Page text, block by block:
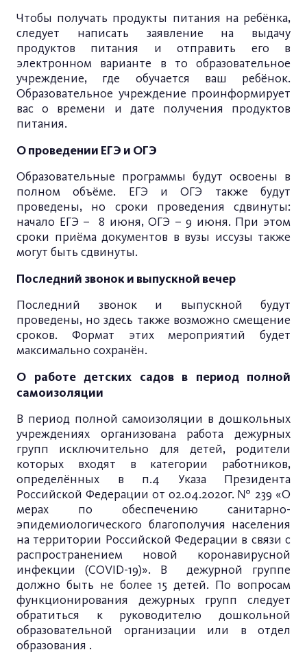
Чтобы получать продукты питания на ребёнка,
следует написать заявление на выдачу
продуктов питания и отправить его в
электронном варианте в то образовательное
учреждение, где обучается ваш ребёнок.
Образовательное учреждение проинформирует
вас о времени и дате получения продуктов
питания.
О проведении ЕГЭ и ОГЭ
Образовательные программы будут освоены в
полном объёме. ЕГЭ и ОГЭ также будут
проведены, но сроки проведения сдвинуты:
начало ЕГЭ – 8 июня, ОГЭ – 9 июня. При этом
сроки приёма документов в вузы иссузы также
могут быть сдвинуты.
Последний звонок и выпускной вечер
Последний звонок и выпускной будут
проведены, но здесь также возможно смещение
сроков. Формат этих мероприятий будет
максимально сохранён.
О работе детских садов в период полной
самоизоляции
В период полной самоизоляции в дошкольных
учреждениях организована работа дежурных
групп исключительно для детей, родители
которых входят в категории работников,
определённых в п.4 Указа Президента
Российской Федерации от 02.04.2020г. № 239 «О
мерах по обеспечению санитарно-
эпидемиологического благополучия населения
на территории Российской Федерации в связи с
распространением новой коронавирусной
инфекции (COVID-19)». В дежурной группе
должно быть не более 15 детей. По вопросам
функционирования дежурных групп следует
обратиться к руководителю дошкольной
образовательной организации или в отдел
образования .